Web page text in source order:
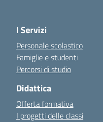
I Servizi
Personale scolastico
Famiglie e studenti
Percorsi di studio
Didattica
Offerta formativa
I progetti delle classi